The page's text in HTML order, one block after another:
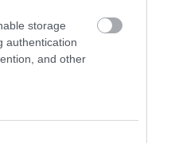
storage
authentication
and other